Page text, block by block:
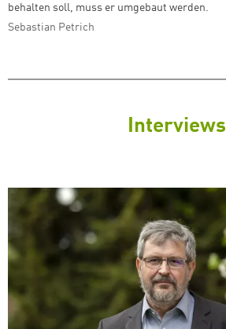
behalten soll, muss er umgebaut werden.
Sebastian Petrich
Interviews